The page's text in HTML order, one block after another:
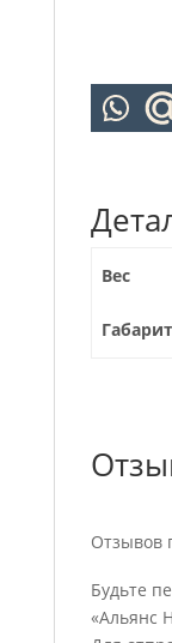
Вес
Отзывов
Будьте
«Альянс